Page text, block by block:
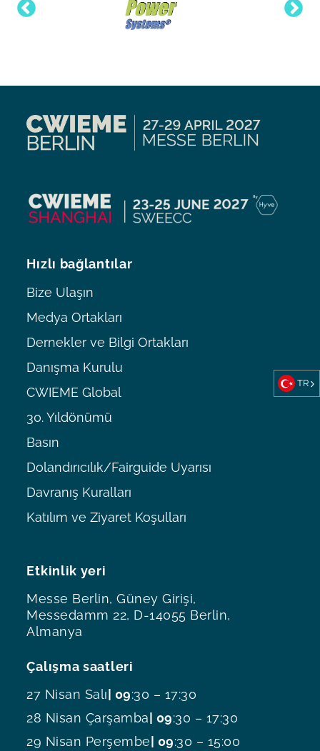
Etkinlik yeri
Messe Berlin, Güney Girişi,
Messedamm 22, D-14055 Berlin,
Almanya
Çalışma saatleri
27 Nisan Salı| 09:30 – 17:30
28 Nisan Çarşamba| 09:30 – 17:30
29 Nisan Perşembe| 09:30 – 15:00
Hızlı bağlantılar
Bize Ulaşın
Medya Ortakları
Dernekler ve Bilgi Ortakları
Danışma Kurulu
CWIEME Global
30. Yıldönümü
Basın
Dolandırıcılık/Fairguide Uyarısı
Davranış Kuralları
Katılım ve Ziyaret Koşulları
TR